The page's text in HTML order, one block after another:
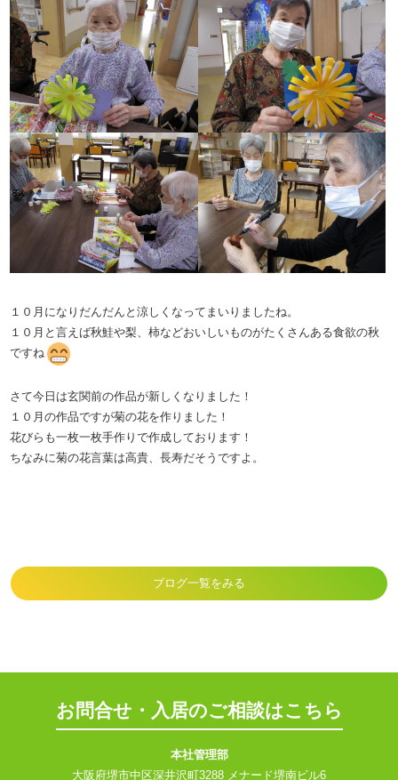
１０月になりだんだんと涼しくなってまいりましたね。
１０月と言えば秋鮭や梨、柿などおいしいものがたくさんある食欲の秋
ですね
さて今日は玄関前の作品が新しくなりました！
１０月の作品ですが菊の花を作りました！
花びらも一枚一枚手作りで作成しております！
ちなみに菊の花言葉は高貴、長寿だそうですよ。
ブログ一覧をみる
お問合せ・入居のご相談はこちら
本社管理部
大阪府堺市中区深井沢町3288 メナード堺南ビル6